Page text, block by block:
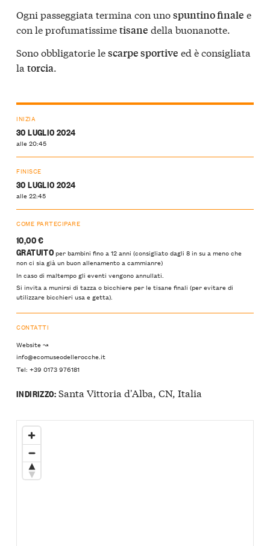
Ogni passeggiata termina con unospuntino finale e
con le profumatissimetisane della buonanotte.
Sono obbligatorie lescarpe sportive ed è consigliata
la torcia.
INIZIA
30 LUGLIO 2024
alle 20:45
FINISCE
30 LUGLIO 2024
alle 22:45
COME PARTECIPARE
10,00 €
GRATUITOper bambini fino a 12 anni (consigliato dagli 8 in su a meno che
non ci sia già un buon allenamento a cammianre)
In caso di maltempo gli eventi vengono annullati.
Si invita a munirsi di tazza o bicchiere per le tisane finali (per evitare di
utilizzare bicchieri usa e getta).
CONTATTI
Website ↝
info@ecomuseodellerocche.it
Tel: +39 0173 976181
INDIRIZZO:Santa Vittoria d'Alba, CN, Italia